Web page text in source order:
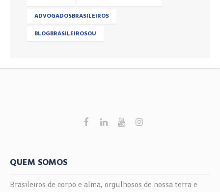
ADVOGADOSBRASILEIROS
BLOGBRASILEIROSOU
QUEM SOMOS
Brasileiros de corpo e alma, orgulhosos de nossa terra e